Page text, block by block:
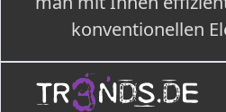
konventionellen